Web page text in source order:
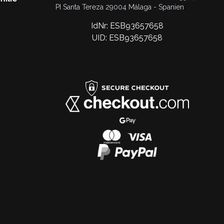
PI Santa Tereza 29004 Málaga - Spanien
IdNr: ESB93657658
UID: ESB93657658